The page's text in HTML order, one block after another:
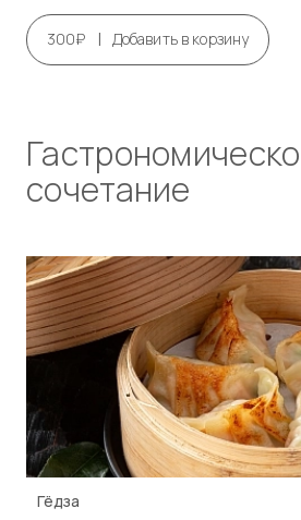
300₽ | Добавить в корзину
сочетание
Гёдза